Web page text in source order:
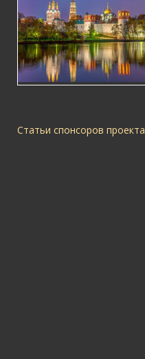
Статьи спонсоров проекта